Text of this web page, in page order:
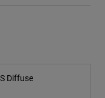
Diffuse